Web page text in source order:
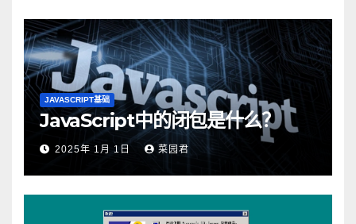
JAVASCRIPT基础
JavaScript中的闭包是什么？
2025年 1月 1日 菜园君